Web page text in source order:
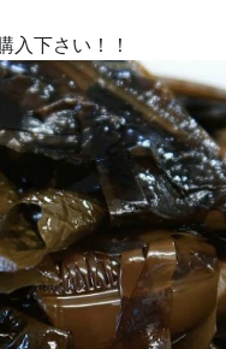
入下さい！！